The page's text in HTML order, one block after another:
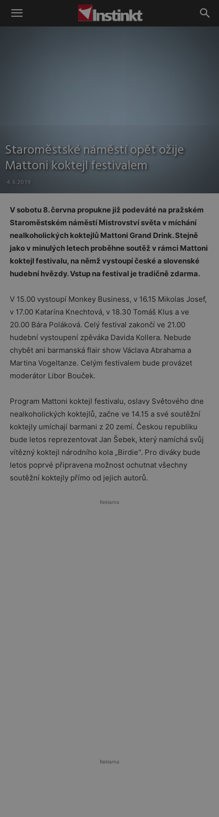
Instinkt
Staroměstské náměstí opět ožije
Mattoni koktejl festivalem
4.6.2019
V sobotu 8. června propukne již podeváté na pražském
Staroměstském náměstí Mistrovství světa v míchání
nealkoholických koktejlů Mattoni Grand Drink. Stejně
jako v minulých letech proběhne soutěž v rámci Mattoni
koktejl festivalu, na němž vystoupí české a slovenské
hudební hvězdy. Vstup na festival je tradičně zdarma.
V 15.00 vystoupí Monkey Business, v 16.15 Mikolas Josef,
v 17.00 Katarína Knechtová, v 18.30 Tomáš Klus a ve
20.00 Bára Poláková. Celý festival zakončí ve 21.00
hudební vystoupení zpěváka Davida Kollera. Nebude
chybět ani barmanská flair show Václava Abrahama a
Martina Vogeltanze. Celým festivalem bude provázet
moderátor Libor Bouček.
Program Mattoni koktejl festivalu, oslavy Světového dne
nealkoholických koktejlů, začne ve 14.15 a své soutěžní
koktejly umíchají barmani z 20 zemí. Českou republiku
bude letos reprezentovat Jan Šebek, který namíchá svůj
vítězný koktejl národního kola „Birdie“. Pro diváky bude
letos poprvé připravena možnost ochutnat všechny
soutěžní koktejly přímo od jejich autorů.
Reklama
Reklama